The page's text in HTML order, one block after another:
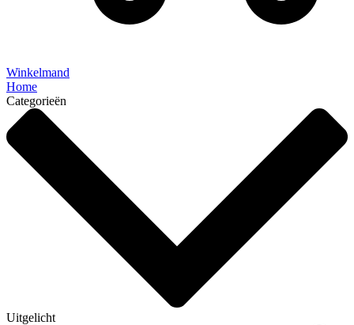
Winkelmand
Home
Categorieën
Uitgelicht